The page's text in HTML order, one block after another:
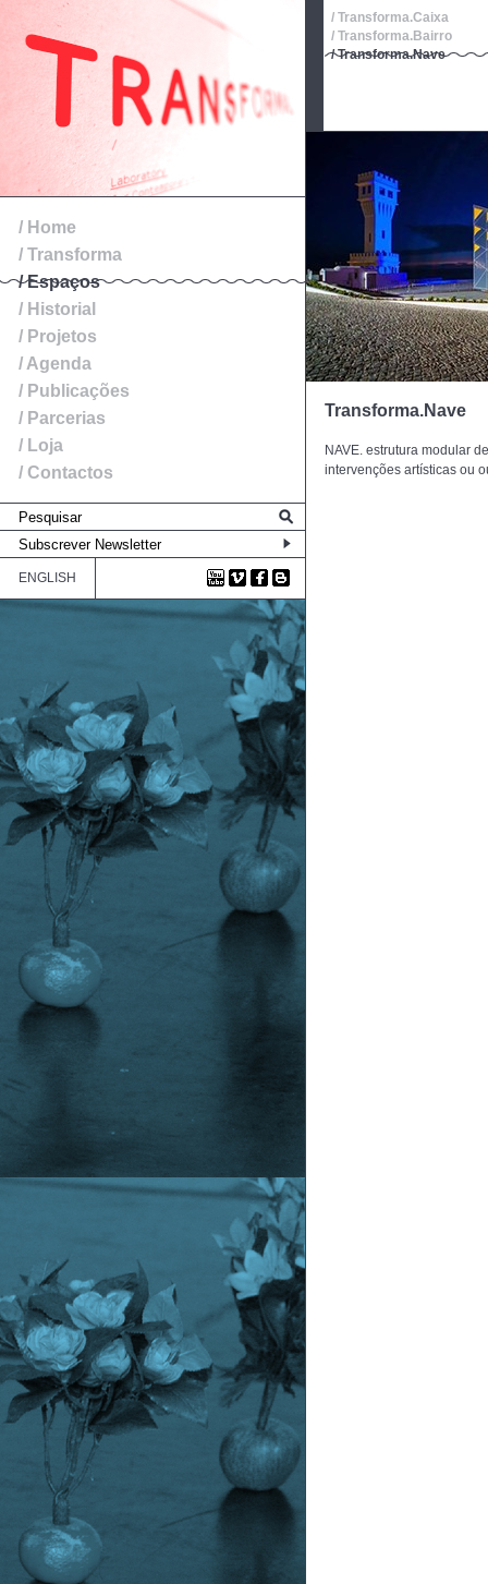
/ Home
/ Transforma
/ Espaços
/ Historial
/ Projetos
/ Agenda
/ Publicações
/ Parcerias
/ Loja
/ Contactos
ENGLISH
/ Transforma.Caixa
/ Transforma.Bairro
/ Transforma.Nave
Transforma.Nave
NAVE. estrutura modular
intervenções artísticas ou